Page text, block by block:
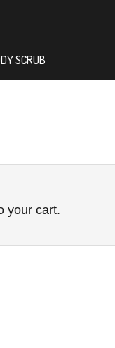
SCRUB
your cart.